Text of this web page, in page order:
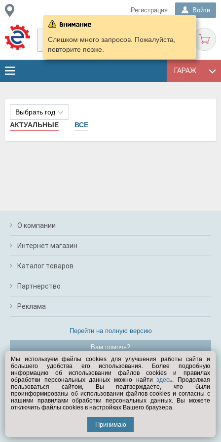
Регистрация Войти
ГАРАЖ
Слишком много запросов. Пожалуйста,
повторите позже.
Выбрать год
АКТУАЛЬНЫЕ
ВСЕ
О компании
Интернет магазин
Каталог товаров
Партнерство
Реклама
Перейти на полную версию
Вам помочь?
© Exist.ru 1998—2026
Мы используем файлы cookies для улучшения работы сайта и
большего удобства его использования. Более подробную
информацию об использовании файлов cookies и правилах
обработки персональных данных можно найтиздесь. Продолжая
пользоваться сайтом, Вы подтверждаете, что были
проинформированы об использовании файлов cookies и согласны с
нашими правилами обработки персональных данных. Вы можете
отключить файлы cookies в настройках Вашего браузера.
Принимаю